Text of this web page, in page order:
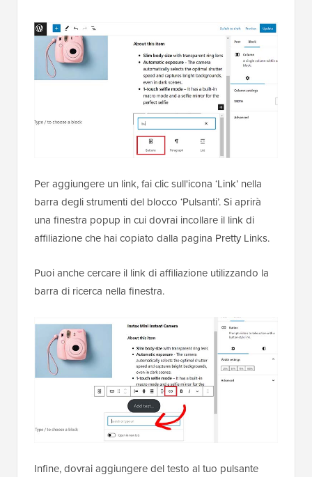
Per aggiungere un link, fai clic sull'icona ‘Link’ nella
barra degli strumenti del blocco ‘Pulsanti’. Si aprirà
una finestra popup in cui dovrai incollare il link di
affiliazione che hai copiato dalla pagina Pretty Links.
Puoi anche cercare il link di affiliazione utilizzando la
barra di ricerca nella finestra.
Infine, dovrai aggiungere del testo al tuo pulsante